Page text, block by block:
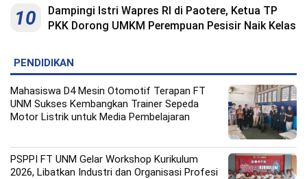
10
Dampingi Istri Wapres RI di Paotere, Ketua TP
PKK Dorong UMKM Perempuan Pesisir Naik Kelas
PENDIDIKAN
Mahasiswa D4 Mesin Otomotif Terapan FT
UNM Sukses Kembangkan Trainer Sepeda
Motor Listrik untuk Media Pembelajaran
PSPPI FT UNM Gelar Workshop Kurikulum
2026, Libatkan Industri dan Organisasi Profesi